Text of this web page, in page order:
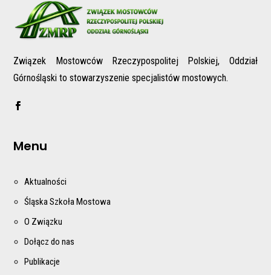
Związek Mostowców Rzeczypospolitej Polskiej, Oddział
Górnośląski to stowarzyszenie specjalistów mostowych.
Menu
Aktualności
Śląska Szkoła Mostowa
O Związku
Dołącz do nas
Publikacje